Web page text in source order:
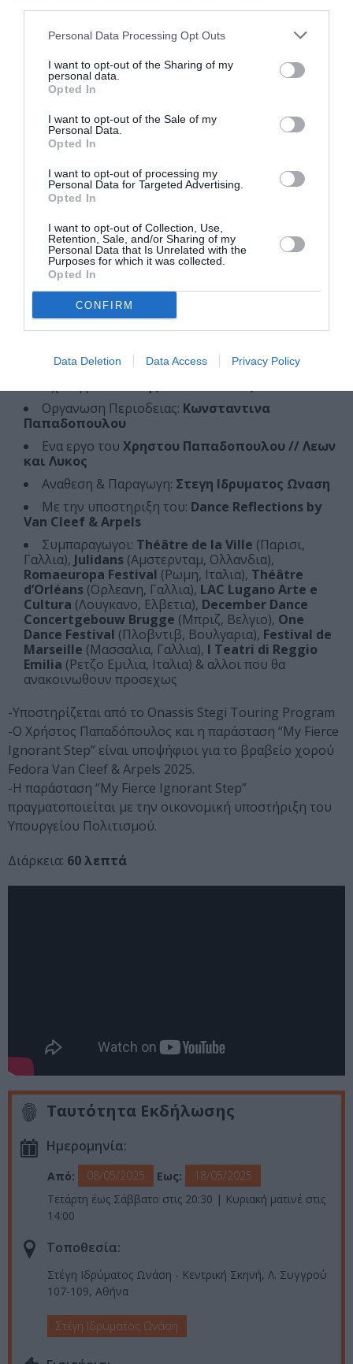
Personal Data Processing Opt Outs
I want to opt-out of the Sharing of my
personal data.
Opted In
I want to opt-out of the Sale of my
Personal Data.
Opted In
I want to opt-out of processing my
Personal Data for Targeted Advertising.
Opted In
I want to opt-out of Collection, Use,
Retention, Sale, and/or Sharing of my
Personal Data that Is Unrelated with the
Purposes for which it was collected.
Opted In
CONFIRM
Data Deletion Data Access Privacy Policy
Δραματουργια:Αλεξανδρος Μιστριωτης
Πρωτοτυπη Μουσικη:Κορνηλιος Σελαμσης
Συνεργατης Συνθετης:Jeph Vanger
Σκηνικα:Κλειω Μπομποτη
Φωτισμοι:Στεφανος Δρουσιωτης
Φωνητικη Διδασκαλια:
Βοηθος χορογραφου:Σεβαστη Ζαφειρα
Βοηθος Σκηνογραφου:
Αγγελικη Βασιλοπουλου-
Βοηθος Ενδυματολογου:Παναγιωτης Ρενιερης
Οργανωση και εκτελεση παραγωγης:
Ζωη Μουσχη
– Ρενα Ανδρεαδακη
Υπευθυνος Φωτισμων Περιοδειας:Αλεξανδρος
Μαυριδης
Τεχνικη Διευθυνση Περιοδειας:Μαριλενα
Καμπιτση
Οργανωση Περιοδειας: Κωνσταντινα
Παπαδοπουλου
Ενα εργο του Χρηστου Παπαδοπουλου // Λεων
και Λυκος
Αναθεση & Παραγωγη: Στεγη Ιδρυματος Ωναση
Με την υποστηριξη του: Dance Reflections by
Van Cleef & Arpels
Συμπαραγωγοι: Théâtre de la Ville (Παρισι,
Γαλλια), Julidans (Αμστερνταμ, Ολλανδια),
Romaeuropa Festival (Ρωμη, Ιταλια), Théâtre
d’Orléans (Ορλεανη, Γαλλια), LAC Lugano Arte e
Cultura (Λουγκανο, Ελβετια), December Dance
Concertgebouw Brugge (Μπριζ, Βελγιο), One
Dance Festival (Πλοβντιβ, Βουλγαρια), Festival de
Marseille (Μασσαλια, Γαλλια), I Teatri di Reggio
Emilia (Ρετζο Εμιλια, Ιταλια) & αλλοι που θα
ανακοινωθουν προσεχως
-Υποστηρίζεται από το Onassis Stegi Touring Program
-Ο Χρήστος Παπαδόπουλος και η παράσταση “My Fierce
Ignorant Step” είναι υποψήφιοι για το βραβείο χορού
Fedora Van Cleef & Arpels 2025.
-Η παράσταση “My Fierce Ignorant Step”
πραγματοποιείται με την οικονομική υποστήριξη του
Υπουργείου Πολιτισμού.
Διάρκεια: 60 λεπτά
Ταυτότητα Εκδήλωσης
Ημερομηνία:
Από: 08/05/2025 Εως:
18/05/2025
Τετάρτη έως Σάββατο στις 20:30 | Κυριακή ματινέ στις
14:00
Τοποθεσία:
Στέγη Ιδρύματος Ωνάση - Κεντρική Σκηνή, Λ. Συγγρού
107-109, Αθήνα
Στέγη Ιδρύματος Ωνάση